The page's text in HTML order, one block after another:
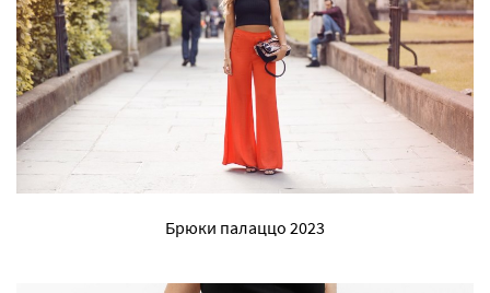
Брюки палаццо 2023